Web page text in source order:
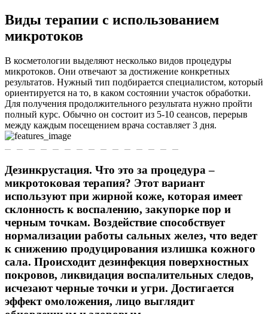
Виды терапии с использованием
микротоков
В косметологии выделяют несколько видов процедуры
микротоков. Они отвечают за достижение конкретных
результатов. Нужный тип подбирается специалистом, который
ориентируется на то, в каком состоянии участок обработки.
Для получения продолжительного результата нужно пройти
полный курс. Обычно он состоит из 5-10 сеансов, перерыв
между каждым посещением врача составляет 3 дня.
Дезинкрустация. Что это за процедура –
микротоковая терапия? Этот вариант
используют при жирной коже, которая имеет
склонность к воспалению, закупорке пор и
черным точкам. Воздействие способствует
нормализации работы сальных желез, что ведет
к снижению продуцирования излишка кожного
сала. Происходит дезинфекция поверхностных
покровов, ликвидация воспалительных следов,
исчезают черные точки и угри. Достигается
эффект омоложения, лицо выглядит